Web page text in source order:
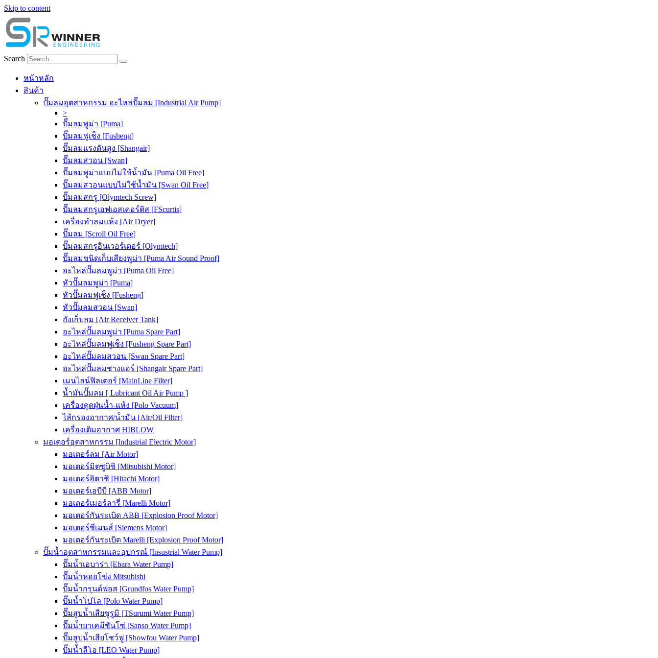
Skip to content
Search
หน้าหลัก
สินค้า
ปั๊มลมอุตสาหกรรม อะไหล่ปั๊มลม [Industrial Air Pump]
>
ปั๊มลมพูม่า [Puma]
ปั๊มลมฟูเช็ง [Fusheng]
ปั๊มลมแรงดันสูง [Shangair]
ปั๊มลมสวอน [Swan]
ปั๊มลมพูม่าแบบไม่ใช้น้ำมัน [Puma Oil Free]
ปั๊มลมสวอนแบบไม่ใช้น้ำมัน [Swan Oil Free]
ปั๊มลมสกรู [Olymtech Screw]
ปั๊มลมสกรูเอฟเอสเคอร์ติส [FScurtis]
เครื่องทำลมแห้ง [Air Dryer]
ปั๊มลม [Scroll Oil Free]
ปั๊มลมสกรูอินเวอร์เตอร์ [Olymtech]
ปั๊มลมชนิดเก็บเสียงพูม่า [Puma Air Sound Proof]
อะไหล่ปั๊มลมพูม่า [Puma Oil Free]
หัวปั๊มลมพูม่า [Puma]
หัวปั๊มลมฟูเช็ง [Fusheng]
หัวปั๊มลมสวอน [Swan]
ถังเก็บลม [Air Receiver Tank]
อะไหล่ปั๊มลมพูม่า [Puma Spare Part]
อะไหล่ปั๊มลมฟูเช็ง [Fusheng Spare Part]
อะไหล่ปั๊มลมสวอน [Swan Spare Part]
อะไหล่ปั๊มลมชางแอร์ [Shangair Spare Part]
เมนไลน์ฟิลเตอร์ [MainLine Filter]
น้ำมันปั๊มลม [ Lubricant Oil Air Pump ]
เครื่องดูดฝุ่นน้ำ-แห้ง [Polo Vacuum]
ไส้กรองอากาศ/น้ำมัน [Air/Oil Filter]
เครื่องเติมอากาศ HIBLOW
มอเตอร์อุตสาหกรรม [Industrial Electric Motor]
มอเตอร์ลม [Air Motor]
มอเตอร์มิตซูบิชิ [Mitsubishi Motor]
มอเตอร์ฮิตาชิ [Hitachi Motor]
มอเตอร์เอบีบี [ABB Motor]
มอเตอร์เมอร์ลารี่ [Marelli Motor]
มอเตอร์กันระเบิด ABB [Explosion Proof Motor]
มอเตอร์ซีเมนส์ [Siemens Motor]
มอเตอร์กันระเบิด Marelli [Explosion Proof Motor]
ปั๊มน้ำอุตสาหกรรมและอุปกรณ์ [Insustrial Water Pump]
ปั๊มน้ำเอบาร่า [Ebara Water Pump]
ปั๊มน้ำหอยโข่ง Mitsubishi
ปั๊มน้ำกรุนด์ฟอส [Grundfos Water Pump]
ปั๊มน้ำโปโล [Polo Water Pump]
ปั๊มสูบน้ำเสียซูรูมิ [TSurumi Water Pump]
ปั๊มน้ำยาเคมีซันโซ่ [Sanso Water Pump]
ปั๊มสูบน้ำเสียโชว์ฟู [Showfou Water Pump]
ปั๊มน้ำลีโอ [LEO Water Pump]